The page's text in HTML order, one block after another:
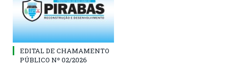
EDITAL DE CHAMAMENTO
PÚBLICO Nº 02/2026